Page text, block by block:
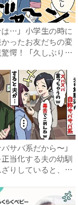
は…」小学生の時に
ったお友だちの変
愕！「久しぶりに
バサバ系だから〜」
当化する夫の幼馴
りしていると、夫